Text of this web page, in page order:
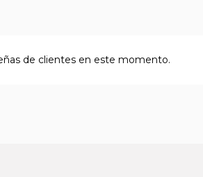
de clientes en este momento.